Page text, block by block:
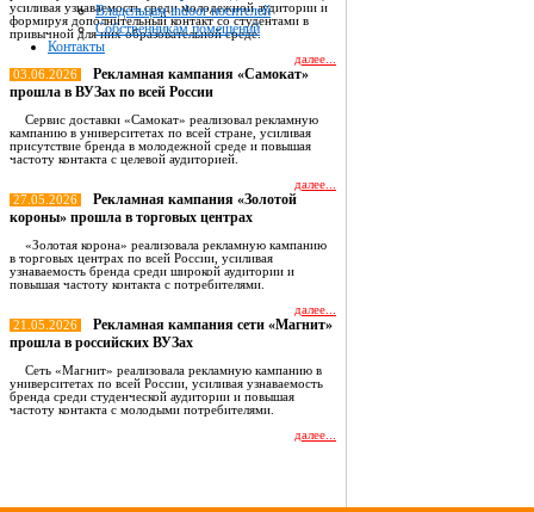
Владельцам indoor носителей
Собственникам помещений
Контакты
усиливая узнаваемость среди молодежной аудитории и
формируя дополнительный контакт со студентами в
привычной для них образовательной среде.
далее...
03.06.2026
Рекламная кампания «Самокат»
прошла в ВУЗах по всей России
Сервис доставки «Самокат» реализовал рекламную
кампанию в университетах по всей стране, усиливая
присутствие бренда в молодежной среде и повышая
частоту контакта с целевой аудиторией.
далее...
27.05.2026
Рекламная кампания «Золотой
короны» прошла в торговых центрах
«Золотая корона» реализовала рекламную кампанию
в торговых центрах по всей России, усиливая
узнаваемость бренда среди широкой аудитории и
повышая частоту контакта с потребителями.
далее...
21.05.2026
Рекламная кампания сети «Магнит»
прошла в российских ВУЗах
Сеть «Магнит» реализовала рекламную кампанию в
университетах по всей России, усиливая узнаваемость
бренда среди студенческой аудитории и повышая
частоту контакта с молодыми потребителями.
далее...